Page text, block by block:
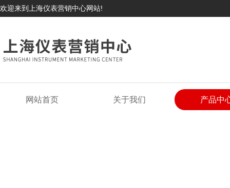
欢迎来到上海仪表营销中心网站!
网站首页 关于我们 产品中